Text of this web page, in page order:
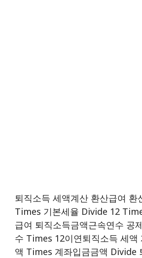
퇴직소득 세액계산 환산급여 환
Times 기본세율 Divide 12
급여 퇴직소득금액근속연수 공
수 Times 12이연퇴직소득 세액
액 Times 계좌입금금액 Divide